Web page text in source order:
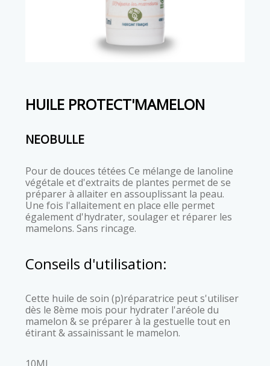
HUILE PROTECT'MAMELON
NEOBULLE
Pour de douces tétées Ce mélange de lanoline
végétale et d'extraits de plantes permet de se
préparer à allaiter en assouplissant la peau.
Une fois l'allaitement en place elle permet
également d'hydrater, soulager et réparer les
mamelons. Sans rincage.
Conseils d'utilisation:
Cette huile de soin (p)réparatrice peut s'utiliser
dès le 8ème mois pour hydrater l'aréole du
mamelon & se préparer à la gestuelle tout en
étirant & assainissant le mamelon.